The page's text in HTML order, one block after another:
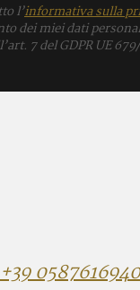
l’informativa sulla
dei miei dati
7 del GDPR UE
+39 0587616940